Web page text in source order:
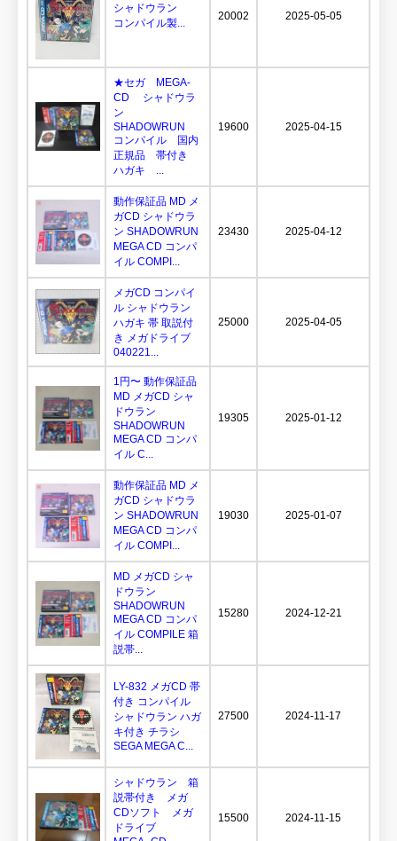
シャドウラン
コンパイル製...
20002 2025-05-05
★セガ MEGA-
CD シャドウラ
ン
SHADOWRUN
コンパイル 国内
正規品 帯付き
ハガキ ...
19600 2025-04-15
動作保証品 MD メ
ガCD シャドウラ
ン SHADOWRUN
MEGA CD コンパ
イル COMPI...
23430 2025-04-12
メガCD コンパイ
ル シャドウラン
ハガキ 帯 取説付
き メガドライブ
040221...
25000 2025-04-05
1円〜 動作保証品
MD メガCD シャ
ドウラン
SHADOWRUN
MEGA CD コンパ
イル C...
19305 2025-01-12
動作保証品 MD メ
ガCD シャドウラ
ン SHADOWRUN
MEGA CD コンパ
イル COMPI...
19030 2025-01-07
MD メガCD シャ
ドウラン
SHADOWRUN
MEGA CD コンパ
イル COMPILE 箱
説帯...
15280 2024-12-21
LY-832 メガCD 帯
付き コンパイル
シャドウラン ハガ
キ付き チラシ
SEGA MEGA C...
27500 2024-11-17
シャドウラン 箱
説帯付き メガ
CDソフト メガ
ドライブ
15500 2024-11-15